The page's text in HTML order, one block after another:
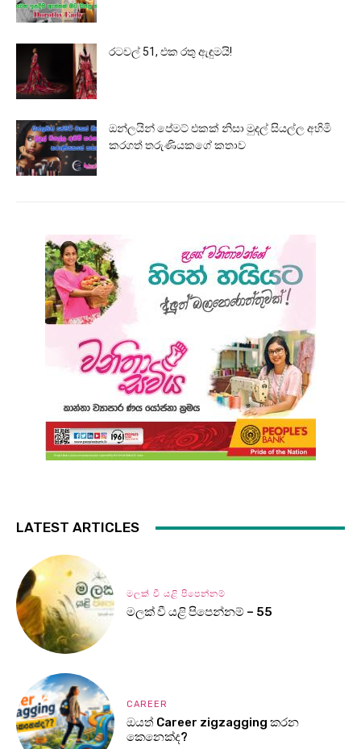
රටවල් 51, එක රතු ඇඳුමයි!
ඔන්ලයින් පේමට් එකක් නිසා මුදල් සියල්ල අහිමි
කරගත් තරුණියකගේ කතාව
LATEST ARTICLES
මලක් වී යළි පිපෙන්නම්
මලක් වී යළි පිපෙන්නම් – 55
CAREER
ඔයත් Career zigzagging කරන
කෙනෙක්ද?